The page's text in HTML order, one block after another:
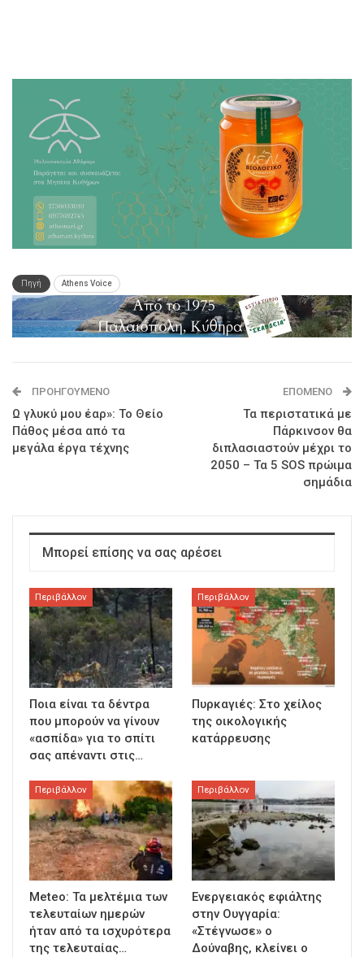
Πηγή Athens Voice
ΠΡΟΗΓΟΎΜΕΝΟ
Ω γλυκύ μου έαρ»: Το Θείο
Πάθος μέσα από τα
μεγάλα έργα τέχνης
ΕΠΌΜΕΝΟ
Τα περιστατικά με
Πάρκινσον θα
διπλασιαστούν μέχρι το
2050 – Τα 5 SOS πρώιμα
σημάδια
Μπορεί επίσης να σας αρέσει
Περιβάλλον
Ποια είναι τα δέντρα
που μπορούν να γίνουν
«ασπίδα» για το σπίτι
σας απέναντι στις…
Περιβάλλον
Πυρκαγιές: Στο χείλος
της οικολογικής
κατάρρευσης
Περιβάλλον
Meteo: Τα μελτέμια των
τελευταίων ημερών
ήταν από τα ισχυρότερα
της τελευταίας…
Περιβάλλον
Ενεργειακός εφιάλτης
στην Ουγγαρία:
«Στέγνωσε» ο
Δούναβης, κλείνει ο